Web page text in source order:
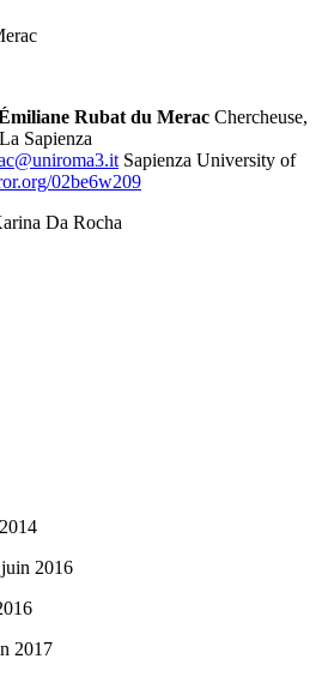
Rubat du Merac Chercheuse,
Sapienza
Sapienza University of
02be6w209
Da Rocha
2016
2017